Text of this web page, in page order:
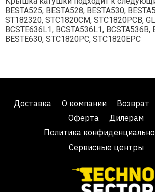
BESTA525, BESTA528, BESTA530,
ST182320, STC1820CM, STC1820PCB,
BCSTE636L1, BCSTA536L1, BCSTA536B,
BESTE630, STC1820PC, STC1820EPC
Доставка О компании Возврат
Оферта
Дилерам
Политика
Сервисные центры